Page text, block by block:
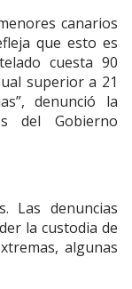
canarios
que esto es
cuesta 90
superior a 21
denunció la
del Gobierno
Las denuncias
la custodia de
algunas